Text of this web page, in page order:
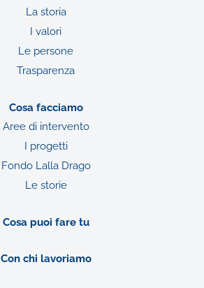
La storia
I valori
Le persone
Trasparenza
Cosa facciamo
Aree di intervento
I progetti
Fondo Lalla Drago
Le storie
Cosa puoi fare tu
Con chi lavoriamo